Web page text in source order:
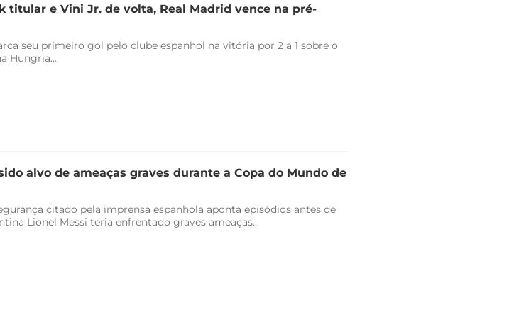
titular e Vini Jr. de volta, Real Madrid vence na pré-
seu primeiro gol pelo clube espanhol na vitória por 2 a 1 sobre o
Hungria...
alvo de ameaças graves durante a Copa do Mundo de
citado pela imprensa espanhola aponta episódios antes de
Lionel Messi teria enfrentado graves ameaças...